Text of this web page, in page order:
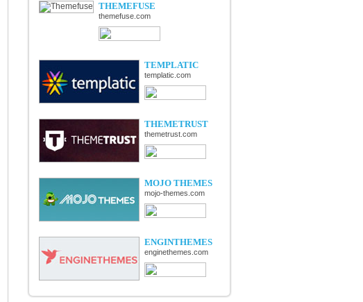
THEMEFUSE
themefuse.com
TEMPLATIC
templatic.com
THEMETRUST
themetrust.com
MOJO THEMES
mojo-themes.com
ENGINTHEMES
enginethemes.com